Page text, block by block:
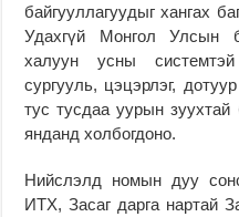
байгууллагуудыг хангах
Удахгүй Монгол Улсын
халуун усны
сургууль, цэцэрлэг,
тус тусдаа уурын
янданд холбогдоно.
Нийслэлд номын дуу
ИТХ, Засаг дарга нартай